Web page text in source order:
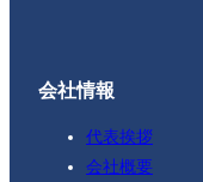
会社情報
代表挨拶
会社概要